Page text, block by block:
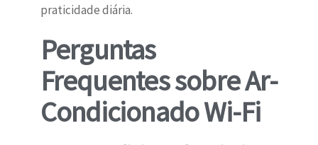
praticidade diária.
Perguntas
Frequentes sobre Ar-
Condicionado Wi-Fi